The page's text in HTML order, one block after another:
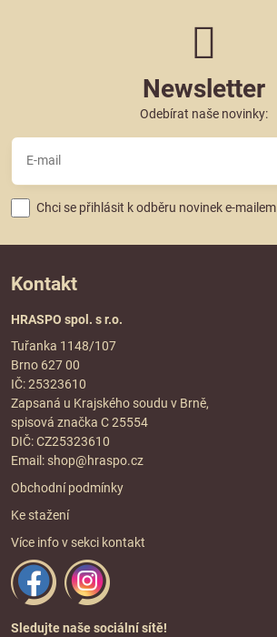
Newsletter
Odebírat naše novinky:
Chci se přihlásit k odběru novinek e-mailem
Kontakt
HRASPO spol. s r.o.
Tuřanka 1148/107
Brno 627 00
IČ: 25323610
Zapsaná u Krajského soudu v Brně,
spisová značka C 25554
DIČ: CZ25323610
Email: shop@hraspo.cz
Obchodní podmínky
Ke stažení
Více info v sekci kontakt
Sledujte naše sociální sítě!